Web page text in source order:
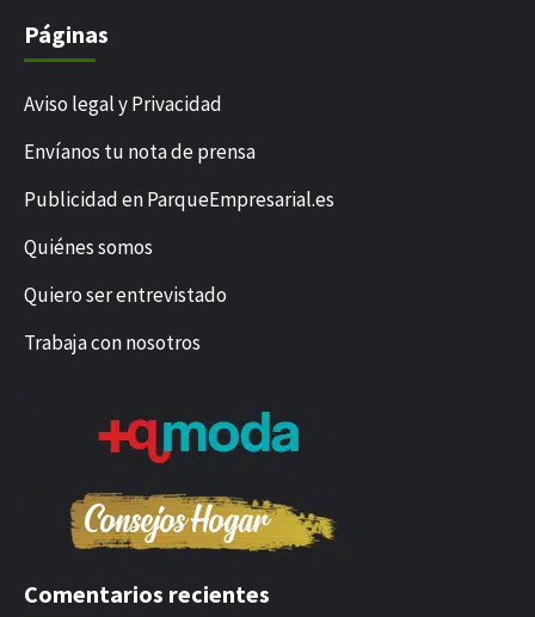
Páginas
Aviso legal y Privacidad
Envíanos tu nota de prensa
Publicidad en ParqueEmpresarial.es
Quiénes somos
Quiero ser entrevistado
Trabaja con nosotros
Comentarios recientes